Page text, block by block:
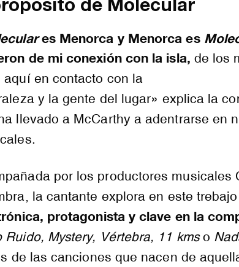
de Molecular
es Menorca y Menorca es
de mi conexión con la isla, de los
aquí en contacto con la
y la gente del lugar» explica la
llevado a McCarthy a adentrarse en
por los productores musicales
la cantante explora en este
protagonista y clave en la
Ruido, Mystery, Vértebra, 11 kmso
de las canciones que nacen de